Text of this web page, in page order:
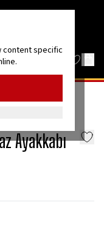
content specific
Ayakkabı